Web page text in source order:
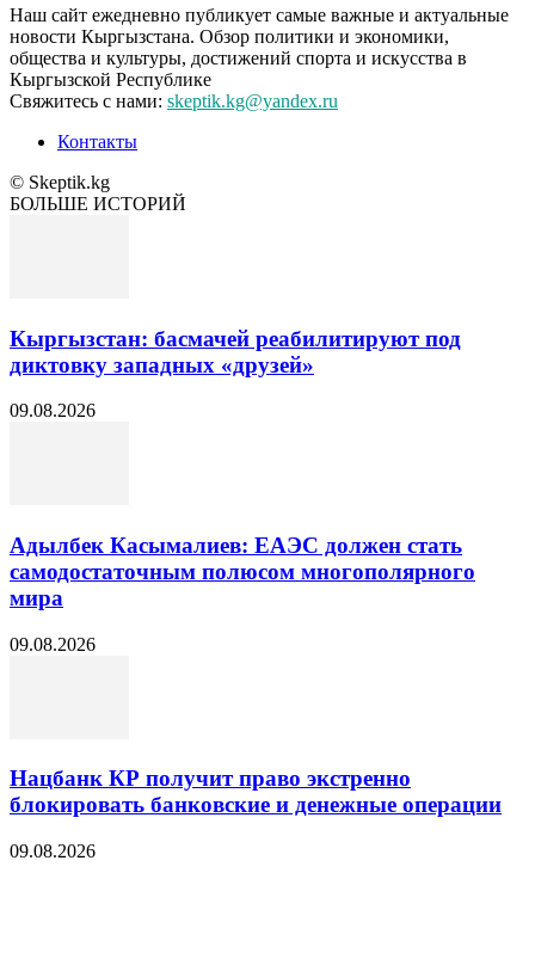
Наш сайт ежедневно публикует самые важные и актуальные
новости Кыргызстана. Обзор политики и экономики,
общества и культуры, достижений спорта и искусства в
Кыргызской Республике
Свяжитесь с нами: skeptik.kg@yandex.ru
Контакты
© Skeptik.kg
БОЛЬШЕ ИСТОРИЙ
Кыргызстан: басмачей реабилитируют под
диктовку западных «друзей»
09.08.2026
Адылбек Касымалиев: ЕАЭС должен стать
самодостаточным полюсом многополярного
мира
09.08.2026
Нацбанк КР получит право экстренно
блокировать банковские и денежные операции
09.08.2026